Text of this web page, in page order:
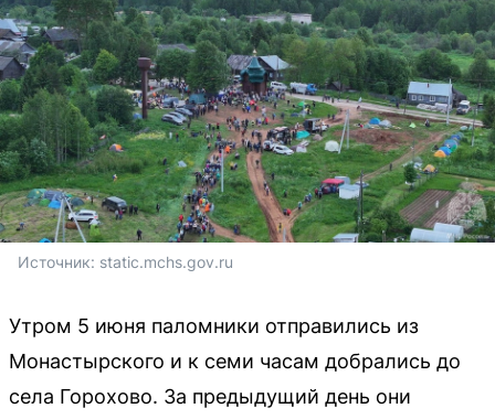
Источник: static.mchs.gov.ru
Утром 5 июня паломники отправились из
Монастырского и к семи часам добрались до
села Горохово. За предыдущий день они